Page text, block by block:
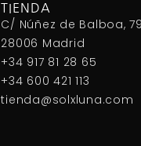
TIENDA
C/ Núñez de Balboa, 79
28006 Madrid
+34 917 81 28 65
+34 600 421 113
tienda@solxluna.com